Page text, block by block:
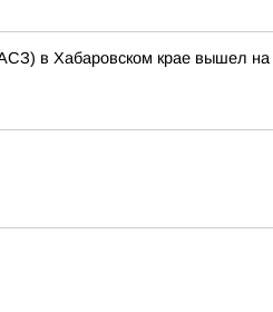
в Хабаровском крае вышел на